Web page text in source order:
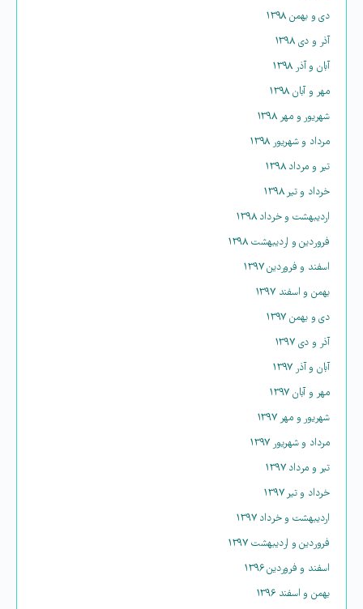
دی و بهمن ۱۳۹۸
آذر و دی ۱۳۹۸
آبان و آذر ۱۳۹۸
مهر و آبان ۱۳۹۸
شهریور و مهر ۱۳۹۸
مرداد و شهریور ۱۳۹۸
تیر و مرداد ۱۳۹۸
خرداد و تیر ۱۳۹۸
اردیبهشت و خرداد ۱۳۹۸
فروردین و اردیبهشت ۱۳۹۸
اسفند و فروردین ۱۳۹۷
بهمن و اسفند ۱۳۹۷
دی و بهمن ۱۳۹۷
آذر و دی ۱۳۹۷
آبان و آذر ۱۳۹۷
مهر و آبان ۱۳۹۷
شهریور و مهر ۱۳۹۷
مرداد و شهریور ۱۳۹۷
تیر و مرداد ۱۳۹۷
خرداد و تیر ۱۳۹۷
اردیبهشت و خرداد ۱۳۹۷
فروردین و اردیبهشت ۱۳۹۷
اسفند و فروردین ۱۳۹۶
بهمن و اسفند ۱۳۹۶